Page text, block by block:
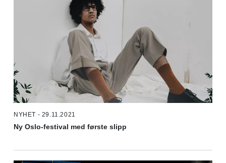
NYHET - 29.11.2021
Ny Oslo-festival med første slipp